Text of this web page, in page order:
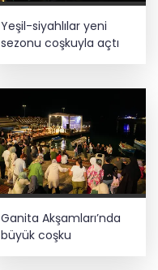
Yeşil-siyahlılar yeni
sezonu coşkuyla açtı
Ganita Akşamları’nda
büyük coşku